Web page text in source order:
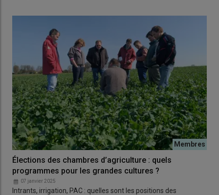
Élections des chambres d’agriculture : quels
programmes pour les grandes cultures ?
07 janvier 2025
Intrants, irrigation, PAC : quelles sont les positions des